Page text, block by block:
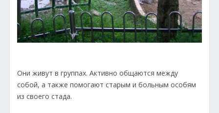
Они живут в группах. Активно общаются между
собой, а также помогают старым и больным особям
из своего стада.